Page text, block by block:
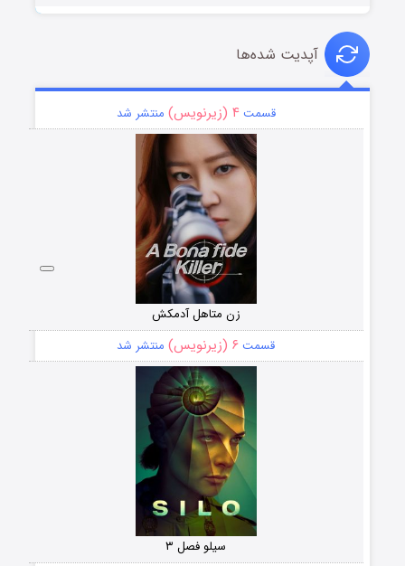
آپدیت شده‌ها
قسمت۴ (زیرنویس) منتشر شد
زن متاهل آدمکش
قسمت ۶ (زیرنویس) منتشر شد
سیلو فصل ۳